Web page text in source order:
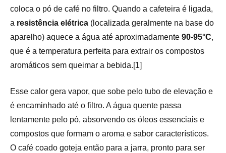
coloca o pó de café no filtro. Quando a cafeteira é ligada,
a resistência elétrica (localizada geralmente na base do
aparelho) aquece a água até aproximadamente 90-95°C,
que é a temperatura perfeita para extrair os compostos
aromáticos sem queimar a bebida.[1]
Esse calor gera vapor, que sobe pelo tubo de elevação e
é encaminhado até o filtro. A água quente passa
lentamente pelo pó, absorvendo os óleos essenciais e
compostos que formam o aroma e sabor característicos.
O café coado goteja então para a jarra, pronto para ser